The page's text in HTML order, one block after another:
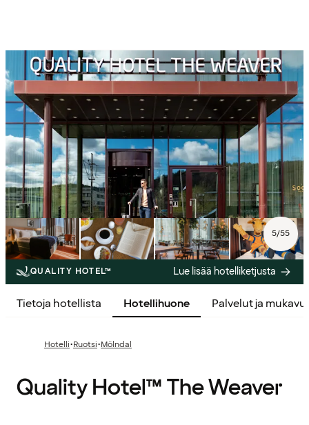
5/55
QUALITY HOTEL™ Lue lisää hotelliketjusta
Tietoja hotellista Hotellihuone Palvelut ja
Hotelli·Ruotsi·Mölndal
Quality Hotel™ The Weaver